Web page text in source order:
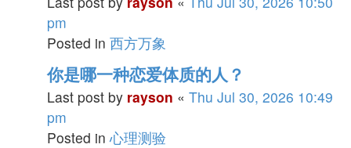
pm
Posted in 西方万象
你是哪一种恋爱体质的人？
Last post by rayson « Thu Jul 30, 2026 10:49
pm
Posted in心理测验